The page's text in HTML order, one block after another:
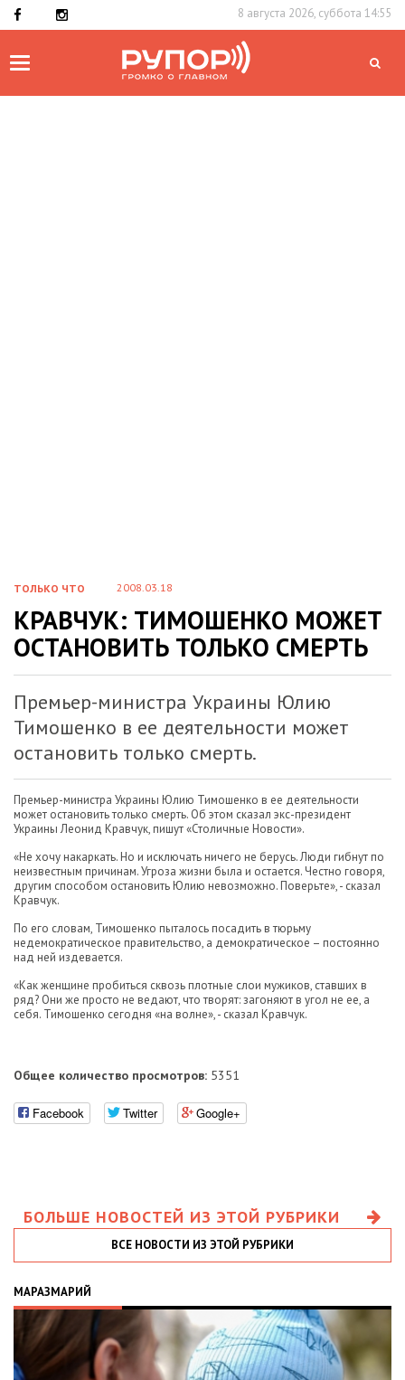
8 августа 2026, суббота 14:55
Toggle
ТОЛЬКО ЧТО 2008.03.18
КРАВЧУК: ТИМОШЕНКО МОЖЕТ
ОСТАНОВИТЬ ТОЛЬКО СМЕРТЬ
Премьер-министра Украины Юлию
Тимошенко в ее деятельности может
остановить только смерть.
Премьер-министра Украины Юлию Тимошенко в ее деятельности
может остановить только смерть. Об этом сказал экс-президент
Украины Леонид Кравчук, пишут «Столичные Новости».
«Не хочу накаркать. Но и исключать ничего не берусь. Люди гибнут по
неизвестным причинам. Угроза жизни была и остается. Честно говоря,
другим способом остановить Юлию невозможно. Поверьте», - сказал
Кравчук.
По его словам, Тимошенко пыталось посадить в тюрьму
недемократическое правительство, а демократическое – постоянно
над ней издевается.
«Как женщине пробиться сквозь плотные слои мужиков, ставших в
ряд? Они же просто не ведают, что творят: загоняют в угол не ее, а
себя. Тимошенко сегодня «на волне», - сказал Кравчук.
Общее количество просмотров: 5351
Facebook Twitter Google+
БОЛЬШЕ НОВОСТЕЙ ИЗ ЭТОЙ РУБРИКИ
ВСЕ НОВОСТИ ИЗ ЭТОЙ РУБРИКИ
МАРАЗМАРИЙ